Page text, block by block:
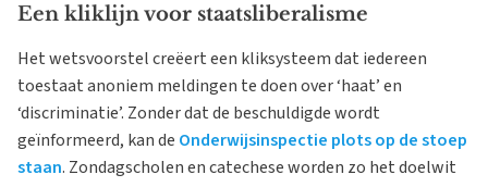
Een kliklijn voor staatsliberalisme
Het wetsvoorstel creëert een kliksysteem dat iedereen
toestaat anoniem meldingen te doen over ‘haat’ en
‘discriminatie’. Zonder dat de beschuldigde wordt
geïnformeerd, kan de Onderwijsinspectie plots op de stoep
staan. Zondagscholen en catechese worden zo het doelwit